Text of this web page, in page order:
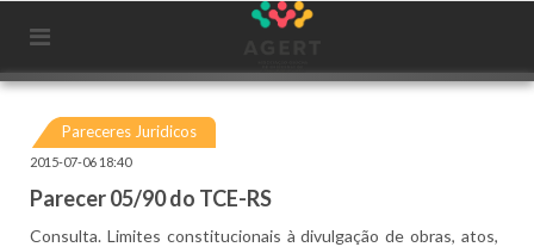
Pareceres Juridicos
2015-07-06 18:40
Parecer 05/90 do TCE-RS
Consulta. Limites constitucionais à divulgação de obras, atos,